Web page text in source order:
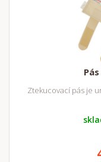
Ztekucovací pás je